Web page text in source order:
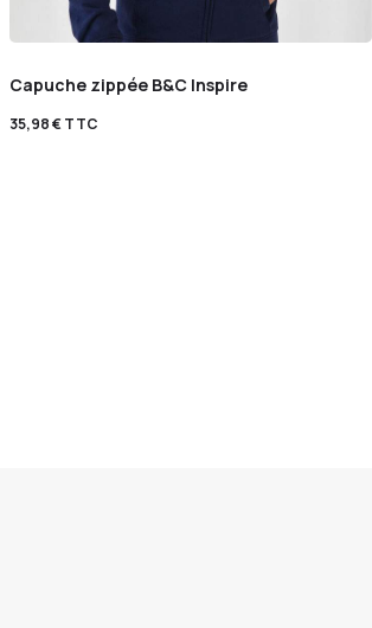
Capuche zippée B&C Inspire
35,98€TTC